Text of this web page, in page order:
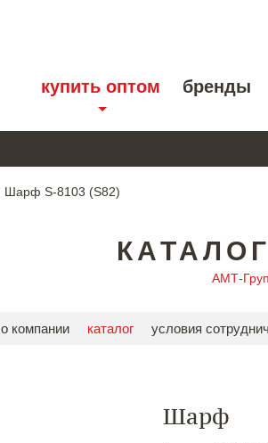
купить оптом бренды
Шарф S-8103 (S82)
КАТАЛОГ
АМТ-
о компании каталог условия
Шарф